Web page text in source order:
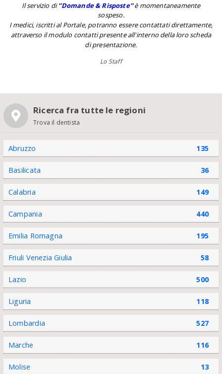
Il servizio di''Domande & Risposte''è momentaneamente
sospeso.
I medici, iscritti al Portale, potranno essere contattati direttamente,
attraverso il modulo contatti presente all'interno della loro scheda
di presentazione.
Lo Staff
Ricerca fra tutte le regioni
Trova il dentista
Abruzzo 135
Basilicata 36
Calabria 149
Campania 440
Emilia Romagna 195
Friuli Venezia Giulia 58
Lazio 500
Liguria 118
Lombardia 527
Marche 116
Molise 13